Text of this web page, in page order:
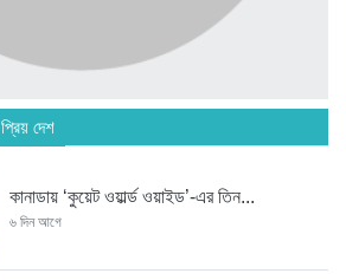
প্রিয় দেশ
কানাডায় ‘কুয়েট ওয়ার্ল্ড ওয়াইড’-এর তিন...
৬ দিন আগে